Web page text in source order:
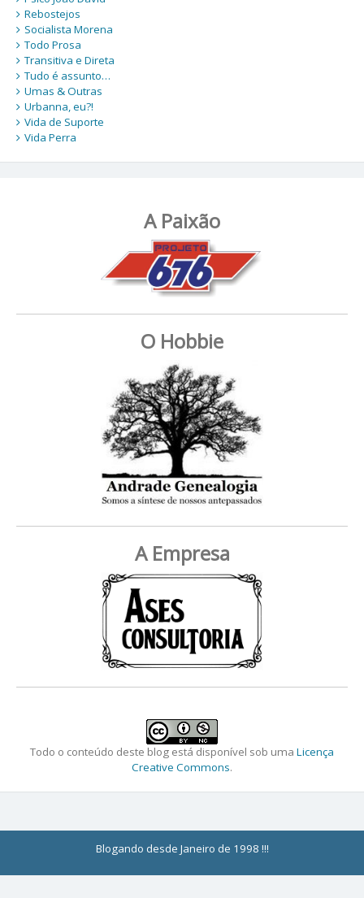
Rebostejos
Socialista Morena
Todo Prosa
Transitiva e Direta
Tudo é assunto…
Umas & Outras
Urbanna, eu?!
Vida de Suporte
Vida Perra
A Paixão
O Hobbie
A Empresa
Todo o conteúdo deste blog está disponível sob uma Licença
Creative Commons.
Blogando desde Janeiro de 1998 !!!